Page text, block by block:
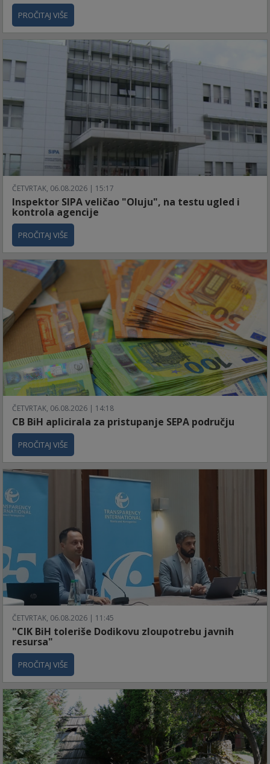
PROČITAJ VIŠE
ČETVRTAK, 06.08.2026 | 15:17
Inspektor SIPA veličao "Oluju", na testu ugled i
kontrola agencije
PROČITAJ VIŠE
ČETVRTAK, 06.08.2026 | 14:18
CB BiH aplicirala za pristupanje SEPA području
PROČITAJ VIŠE
ČETVRTAK, 06.08.2026 | 11:45
"CIK BiH toleriše Dodikovu zloupotrebu javnih
resursa"
PROČITAJ VIŠE